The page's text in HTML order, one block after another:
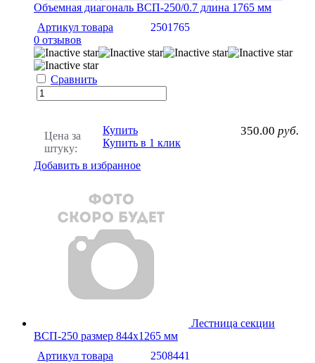
Объемная диагональ ВСП-250/0.7 длина 1765 мм
Артикул товара
2501765
0 отзывов
Сравнить
Цена за
штуку:
350.00 руб.
Купить
Купить в 1 клик
Добавить в избранное
Лестница секции
ВСП-250 размер 844х1265 мм
Артикул товара
2508441